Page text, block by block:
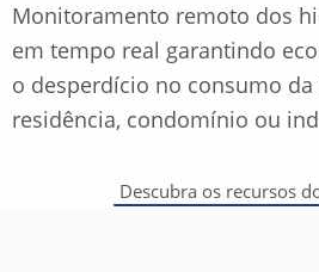
Monitoramento remoto dos
em tempo real garantindo
o desperdício no consumo da
residência, condomínio ou
Descubra os recursos